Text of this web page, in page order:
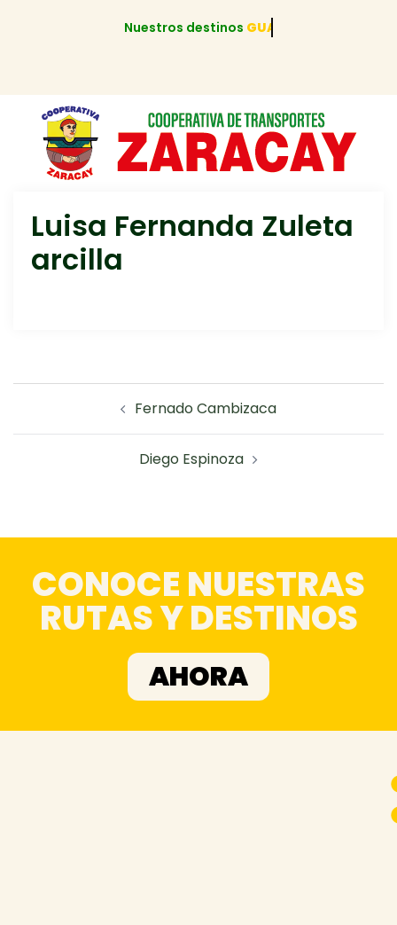
Nuestros destinosGUAYAQUIL
Luisa Fernanda Zuleta
arcilla
Fernado Cambizaca
Diego Espinoza
CONOCE NUESTRAS
RUTAS Y DESTINOS
AHORA